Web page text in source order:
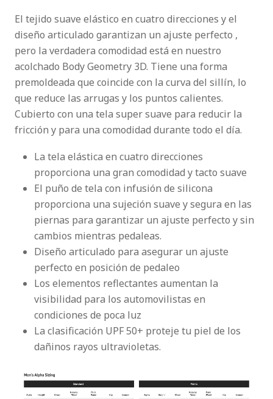
El tejido suave elástico en cuatro direcciones y el
diseño articulado garantizan un ajuste perfecto ,
pero la verdadera comodidad está en nuestro
acolchado Body Geometry 3D. Tiene una forma
premoldeada que coincide con la curva del sillín, lo
que reduce las arrugas y los puntos calientes.
Cubierto con una tela super suave para reducir la
fricción y para una comodidad durante todo el día.
La tela elástica en cuatro direcciones
proporciona una gran comodidad y tacto suave
El puño de tela con infusión de silicona
proporciona una sujeción suave y segura en las
piernas para garantizar un ajuste perfecto y sin
cambios mientras pedaleas.
Diseño articulado para asegurar un ajuste
perfecto en posición de pedaleo
Los elementos reflectantes aumentan la
visibilidad para los automovilistas en
condiciones de poca luz
La clasificación UPF 50+ proteje tu piel de los
dañinos rayos ultravioletas.